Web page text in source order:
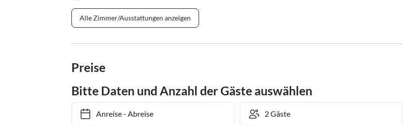
Alle Zimmer/Ausstattungen anzeigen
Preise
Bitte Daten und Anzahl der Gäste auswählen
Anreise- Abreise